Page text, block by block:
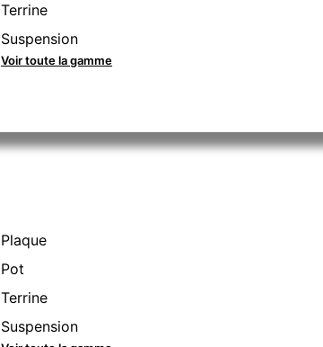
Terrine
Suspension
Voir toute la gamme
Plaque
Pot
Terrine
Suspension